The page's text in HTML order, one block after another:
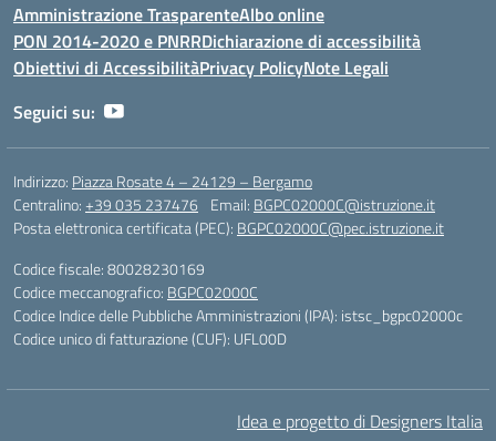
Amministrazione TrasparenteAlbo online
PON 2014-2020 e PNRRDichiarazione di accessibilità
Obiettivi di AccessibilitàPrivacy PolicyNote Legali
Seguici su:
Indirizzo: Piazza Rosate 4 – 24129 – Bergamo
Centralino:+39 035 237476 Email: BGPC02000C@istruzione.it
Posta elettronica certificata (PEC): BGPC02000C@pec.istruzione.it
Codice fiscale: 80028230169
Codice meccanografico: BGPC02000C
Codice Indice delle Pubbliche Amministrazioni (IPA): istsc_bgpc02000c
Codice unico di fatturazione (CUF): UFL00D
Idea e progetto di Designers Italia